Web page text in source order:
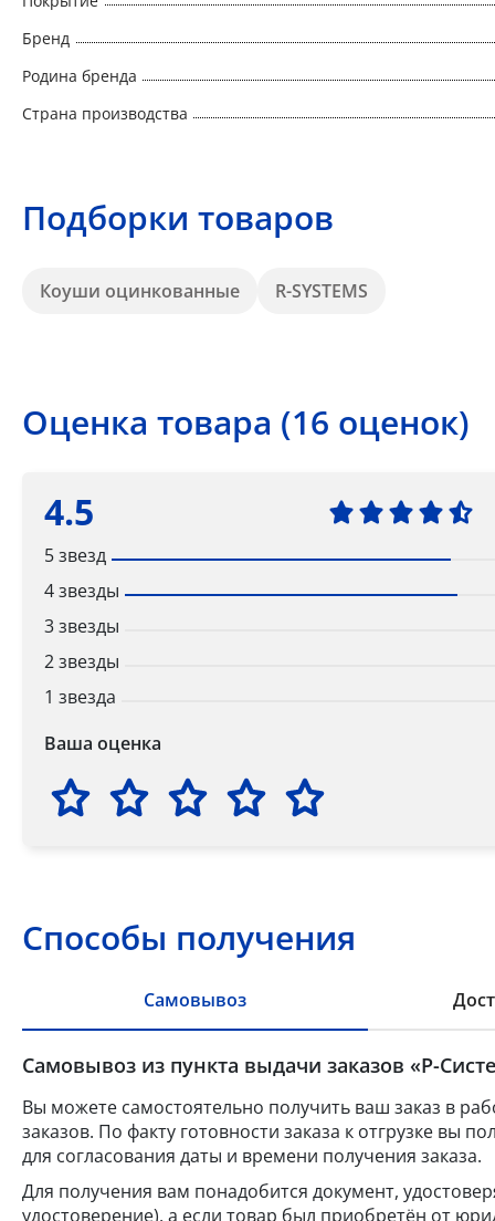
Бренд
Родина бренда
Страна производства
Подборки товаров
Коуши оцинкованные R-SYSTEMS
Оценка товара (16 оценок)
4.5
5 звезд
4 звезды
3 звезды
2 звезды
1 звезда
Ваша оценка
Способы получения
Самовывоз
Самовывоз из пункта выдачи заказов «Р-
Вы можете самостоятельно получить ваш заказ в
заказов. По факту готовности заказа к отгрузке вы
для согласования даты и времени получения заказа.
Для получения вам понадобится документ,
удостоверение), а если товар был приобретён от